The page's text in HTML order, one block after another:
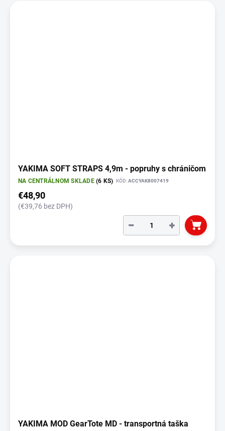
YAKIMA SOFT STRAPS 4,9m - popruhy s chráničom
NA CENTRÁLNOM SKLADE(6 KS) KÓD:ACCYAK8007419
€48,90
(€39,76 bez DPH)
+
−
YAKIMA MOD GearTote MD - transportná taška